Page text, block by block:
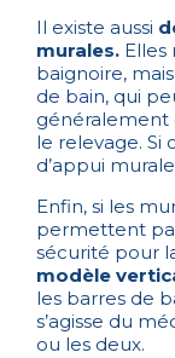
Il existe aussi
murales. Elles
baignoire,
de bain, qui
généralement
le relevage. Si
d’appui
Enfin, si les
permettent
sécurité pour
modèle
les barres de
s’agisse du
ou les deux.